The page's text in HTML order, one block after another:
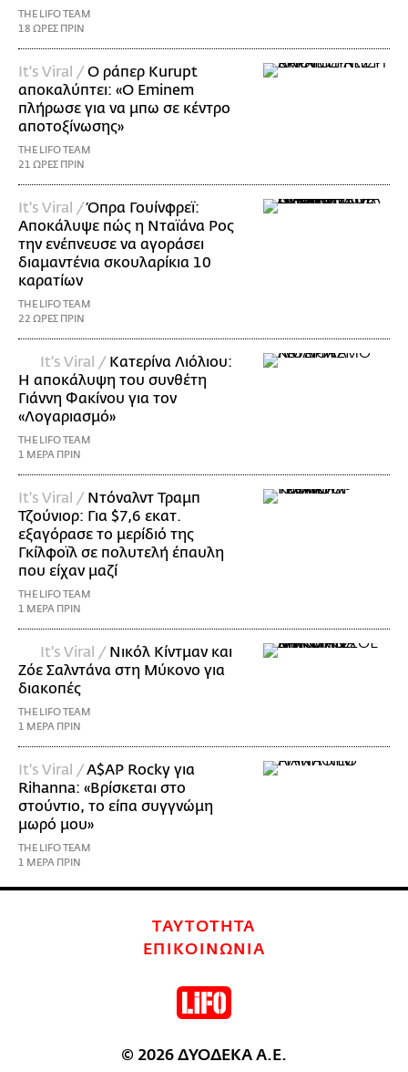
THE LIFO TEAM
18 ΩΡΕΣ ΠΡΙΝ
It's Viral /Ο ράπερ Kurupt
αποκαλύπτει: «Ο Eminem
πλήρωσε για να μπω σε κέντρο
αποτοξίνωσης»
THE LIFO TEAM
21 ΩΡΕΣ ΠΡΙΝ
It's Viral /Όπρα Γουίνφρεϊ:
Αποκάλυψε πώς η Νταϊάνα Ρος
την ενέπνευσε να αγοράσει
διαμαντένια σκουλαρίκια 10
καρατίων
THE LIFO TEAM
22 ΩΡΕΣ ΠΡΙΝ
It's Viral / Κατερίνα Λιόλιου:
Η αποκάλυψη του συνθέτη
Γιάννη Φακίνου για τον
«Λογαριασμό»
THE LIFO TEAM
1 ΜΕΡΑ ΠΡΙΝ
It's Viral / Ντόναλντ Τραμπ
Τζούνιορ: Για $7,6 εκατ.
εξαγόρασε το μερίδιό της
Γκίλφοϊλ σε πολυτελή έπαυλη
που είχαν μαζί
THE LIFO TEAM
1 ΜΕΡΑ ΠΡΙΝ
It's Viral / Νικόλ Κίντμαν και
Ζόε Σαλντάνα στη Μύκονο για
διακοπές
THE LIFO TEAM
1 ΜΕΡΑ ΠΡΙΝ
It's Viral /A$AP Rocky για
Rihanna: «Βρίσκεται στο
στούντιο, το είπα συγγνώμη
μωρό μου»
THE LIFO TEAM
1 ΜΕΡΑ ΠΡΙΝ
ΤΑΥΤΟΤΗΤΑ
ΕΠΙΚΟΙΝΩΝΙΑ
© 2026 ΔΥΟΔΕΚΑ Α.Ε.